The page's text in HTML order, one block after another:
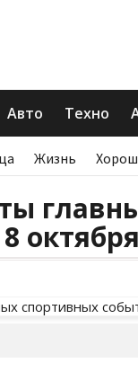
Авто Техно
Жизнь
октября